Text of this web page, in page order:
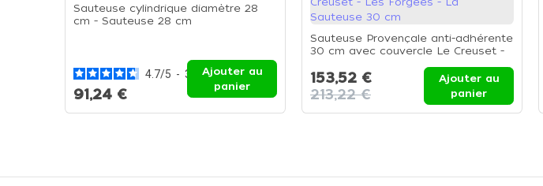
Sauteuse cylindrique diamètre 28
cm - Sauteuse 28 cm
4.7/5 - 3 avis
91,24 €
Ajouter au
panier
Sauteuse Provençale anti-adhérente
30 cm avec couvercle Le Creuset -
153,52 €
213,22 €
Ajouter au
panier